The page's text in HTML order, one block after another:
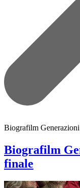
Biografilm
Biografilm
finale